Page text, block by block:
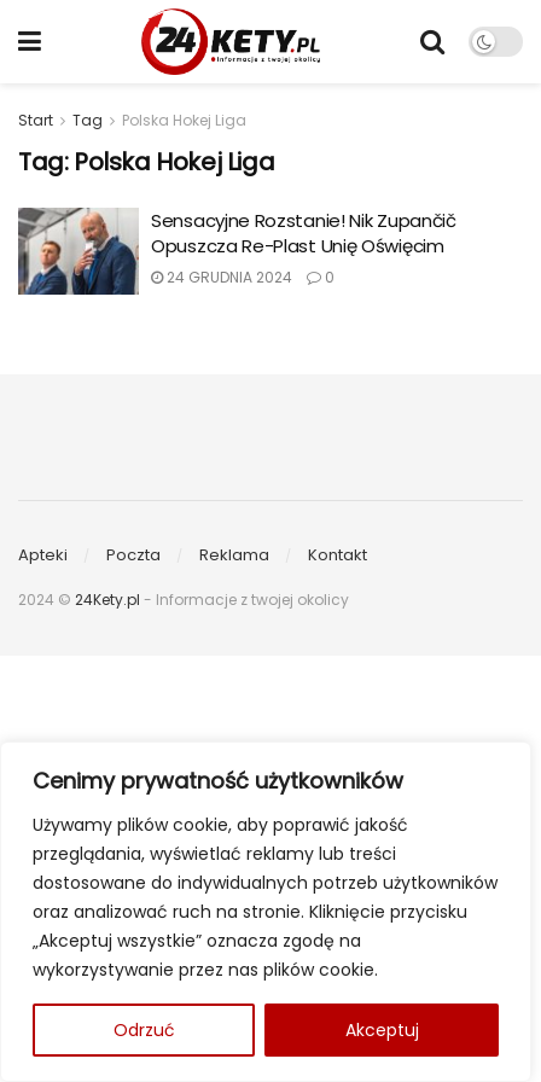
Cenimy prywatność użytkowników
Używamy plików cookie, aby poprawić jakość
przeglądania, wyświetlać reklamy lub treści
dostosowane do indywidualnych potrzeb użytkowników
oraz analizować ruch na stronie. Kliknięcie przycisku
„Akceptuj wszystkie” oznacza zgodę na
wykorzystywanie przez nas plików cookie.
Odrzuć Akceptuj
Start Tag Polska Hokej Liga
Tag: Polska Hokej Liga
Sensacyjne Rozstanie! Nik Zupančič
Opuszcza Re-Plast Unię Oświęcim
24 GRUDNIA 2024 0
Apteki Poczta Reklama Kontakt
2024 © 24Kety.pl - Informacje z twojej okolicy